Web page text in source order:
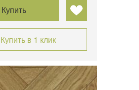
Купить
Купить в 1 клик